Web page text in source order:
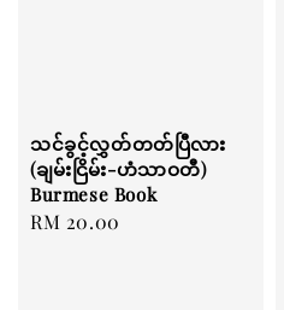
သင်ခွင့်လွှတ်တတ်ပြီလား
(ချမ်းငြိမ်း-ဟံသာဝတီ)
Burmese Book
Regular
RM 20.00